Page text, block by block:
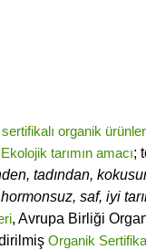
sertifikalı organik ürünler
Ekolojik tarımın amacı;
tadından,
saf, iyi
, Avrupa Birliği
Organik